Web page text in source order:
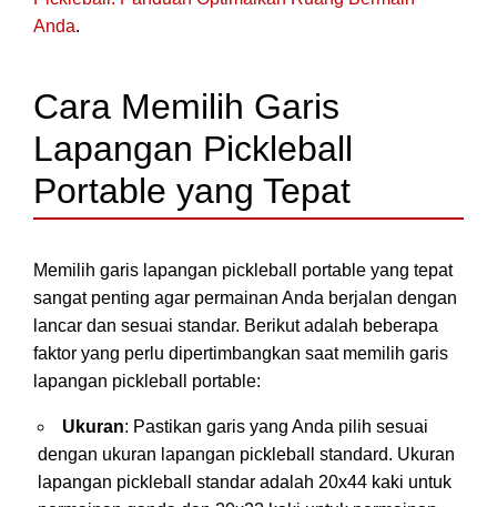
Anda.
Cara Memilih Garis
Lapangan Pickleball
Portable yang Tepat
Memilih garis lapangan pickleball portable yang tepat
sangat penting agar permainan Anda berjalan dengan
lancar dan sesuai standar. Berikut adalah beberapa
faktor yang perlu dipertimbangkan saat memilih garis
lapangan pickleball portable:
Ukuran: Pastikan garis yang Anda pilih sesuai
dengan ukuran lapangan pickleball standard. Ukuran
lapangan pickleball standar adalah 20x44 kaki untuk